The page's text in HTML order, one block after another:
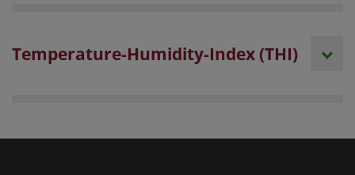
Temperature-Humidity-Index (THI)